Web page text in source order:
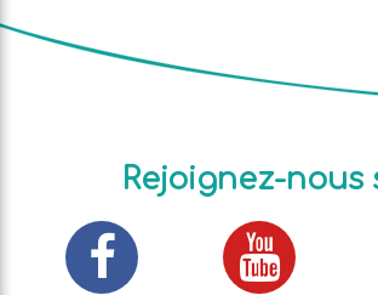
Rejoignez-nous